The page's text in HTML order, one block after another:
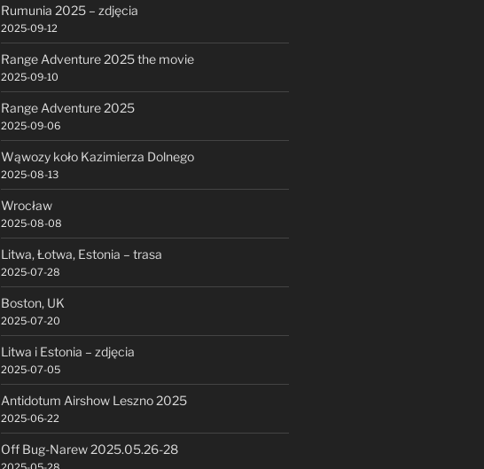
Rumunia 2025 – zdjęcia
2025-09-12
Range Adventure 2025 the movie
2025-09-10
Range Adventure 2025
2025-09-06
Wąwozy koło Kazimierza Dolnego
2025-08-13
Wrocław
2025-08-08
Litwa, Łotwa, Estonia – trasa
2025-07-28
Boston, UK
2025-07-20
Litwa i Estonia – zdjęcia
2025-07-05
Antidotum Airshow Leszno 2025
2025-06-22
Off Bug-Narew 2025.05.26-28